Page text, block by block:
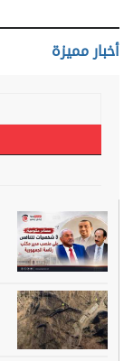
أخبار مميزة